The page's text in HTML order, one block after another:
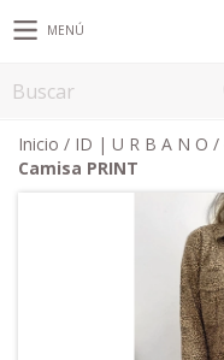
MENÚ
Inicio / ID | U R B A N O /
Camisa PRINT